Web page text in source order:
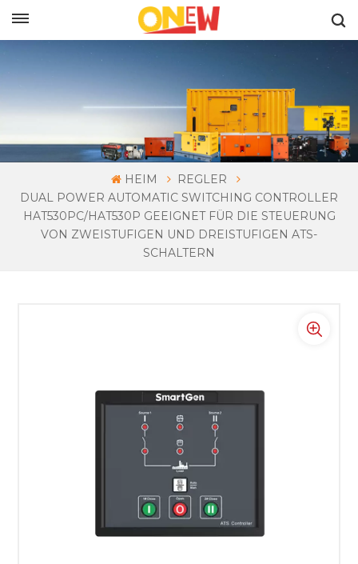
HEIM
REGLER
DUAL POWER AUTOMATIC SWITCHING CONTROLLER
HAT530PC/HAT530P GEEIGNET FÜR DIE STEUERUNG
VON ZWEISTUFIGEN UND DREISTUFIGEN ATS-
SCHALTERN